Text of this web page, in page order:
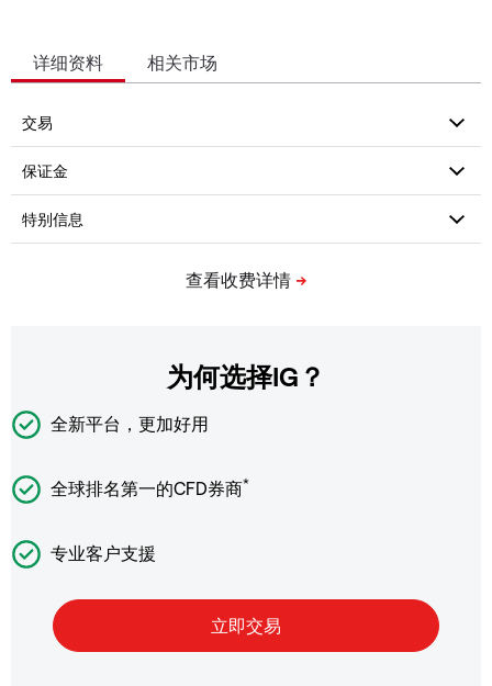
详细资料 相关市场
为何选择IG？
全新平台，更加好用
全球排名第一的CFD券商*
专业客户支援